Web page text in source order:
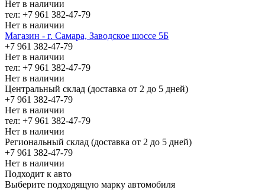
Нет в наличии
тел: +7 961 382-47-79
Нет в наличии
Магазин - г. Самара, Заводское шоссе 5Б
+7 961 382-47-79
Нет в наличии
тел: +7 961 382-47-79
Нет в наличии
Центральный склад (доставка от 2 до 5 дней)
+7 961 382-47-79
Нет в наличии
тел: +7 961 382-47-79
Нет в наличии
Региональный склад (доставка от 2 до 5 дней)
+7 961 382-47-79
Нет в наличии
Подходит к авто
Выберите подходящую марку автомобиля